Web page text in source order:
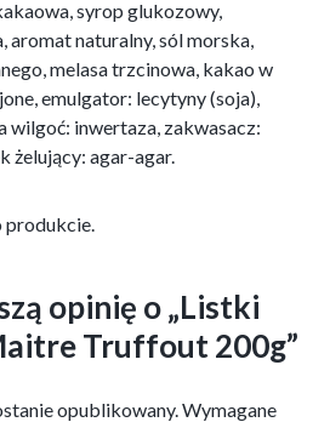
syrop glukozowy,
aromat naturalny, sól morska,
melasa trzcinowa, kakao w
emulgator: lecytyny (soja),
wilgoć: inwertaza, zakwasacz:
żelujący: agar-agar.
produkcie.
opinię o „Listki
Truffout 200g”
opublikowany. Wymagane